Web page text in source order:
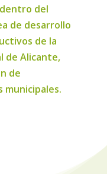
del
de desarrollo
de la
de Alicante,
de
municipales.